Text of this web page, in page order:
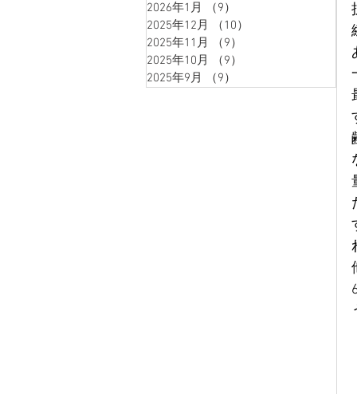
2026年1月
（9）
2025年12月
（10）
2025年11月
（9）
2025年10月
（9）
2025年9月
（9）